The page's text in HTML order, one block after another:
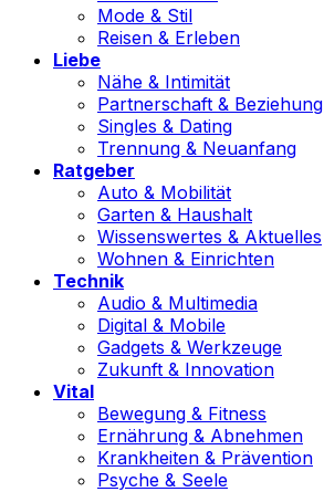
Mode & Stil
Reisen & Erleben
Liebe
Nähe & Intimität
Partnerschaft & Beziehung
Singles & Dating
Trennung & Neuanfang
Ratgeber
Auto & Mobilität
Garten & Haushalt
Wissenswertes & Aktuelles
Wohnen & Einrichten
Technik
Audio & Multimedia
Digital & Mobile
Gadgets & Werkzeuge
Zukunft & Innovation
Vital
Bewegung & Fitness
Ernährung & Abnehmen
Krankheiten & Prävention
Psyche & Seele